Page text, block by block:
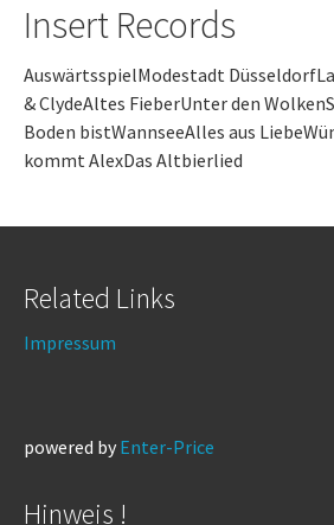
Insert Records
AuswärtsspielModestadt
& ClydeAltes FieberUnter den
Boden bistWannseeAlles aus
kommt AlexDas Altbierlied
Related Links
Impressum
powered by Enter-Price
Hinweis !